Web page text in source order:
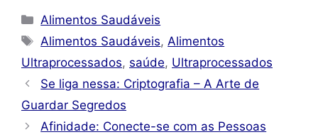
Categorias
Alimentos Saudáveis
Tags
Alimentos Saudáveis,Alimentos
Ultraprocessados, saúde, Ultraprocessados
Se liga nessa: Criptografia – A Arte de
Guardar Segredos
Afinidade: Conecte-se com as Pessoas